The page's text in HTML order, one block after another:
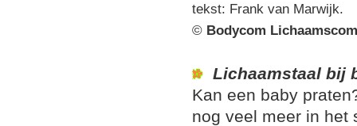
tekst: Frank van Marwijk.
© Bodycom
Lichaamstaal bij
Kan een baby
nog veel meer in het